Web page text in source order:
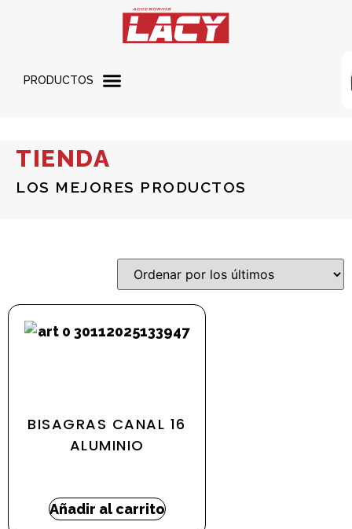
PRODUCTOS
TIENDA
LOS MEJORES PRODUCTOS
BISAGRAS CANAL 16
ALUMINIO
Añadir al carrito